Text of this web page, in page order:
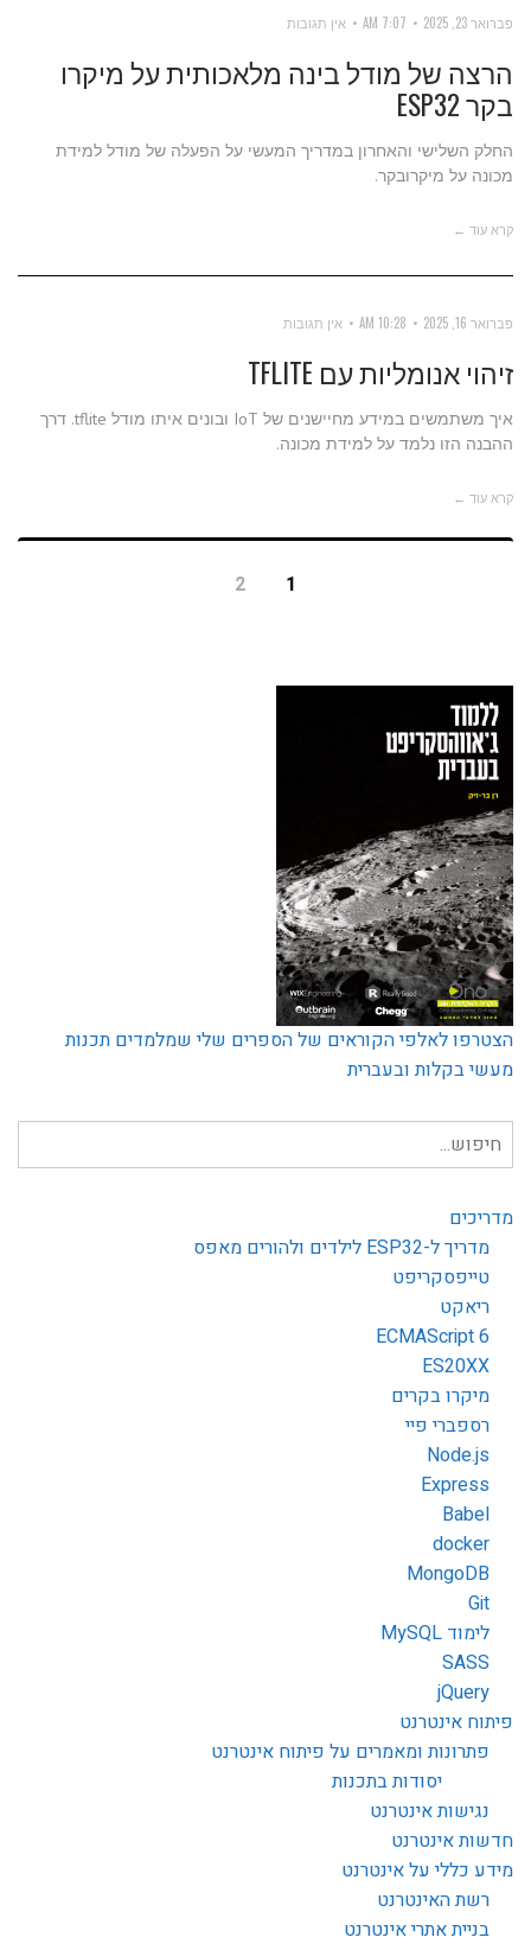
פברואר 23, 2025 7:07 AM אין תגובות
הרצה של מודל בינה מלאכותית על מיקרו
בקר ESP32
החלק השלישי והאחרון במדריך המעשי על הפעלה של מודל למידת
מכונה על מיקרובקר.
קרא עוד ←
פברואר 16, 2025 10:28 AM אין תגובות
זיהוי אנומליות עם TFLITE
איך משתמשים במידע מחיישנים של IoT ובונים איתו מודל tflite. דרך
ההבנה הזו נלמד על למידת מכונה.
קרא עוד ←
1
2
הצטרפו לאלפי הקוראים של הספרים שלי שמלמדים תכנות
מעשי בקלות ובעברית
חיפוש
עבור:
מדריכים
מדריך ל-ESP32 לילדים ולהורים מאפס
טייפסקריפט
ריאקט
ECMAScript 6
ES20XX
מיקרו בקרים
רספברי פיי
Node.js
Express
Babel
docker
MongoDB
Git
לימוד MySQL
SASS
jQuery
פיתוח אינטרנט
פתרונות ומאמרים על פיתוח אינטרנט
יסודות בתכנות
נגישות אינטרנט
חדשות אינטרנט
מידע כללי על אינטרנט
רשת האינטרנט
בניית אתרי אינטרנט